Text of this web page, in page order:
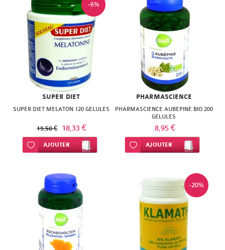
-6%
SUPER DIET
SUPER DIET MELATON 120 GELULES
19,50 € 18,33 €
Ajouter à ma liste d’envie
AJOUTER
PHARMASCIENCE
PHARMASCIENCE AUBEPINE BIO 200
GELULES
8,95 €
Ajouter à ma liste d’envie
AJOUTER
-20%